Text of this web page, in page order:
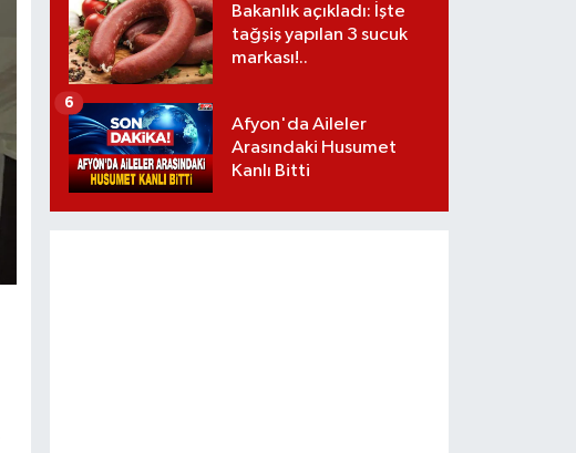
Bakanlık açıkladı: İşte
tağşiş yapılan 3 sucuk
markası!..
Afyon'da Aileler
Arasındaki Husumet
Kanlı Bitti
6